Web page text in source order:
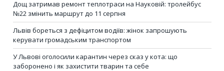
Дощ затримав ремонт теплотраси на Науковій: тролейбус
№22 змінить маршрут до 11 серпня
Львів бореться з дефіцитом водіїв: жінок запрошують
керувати громадським транспортом
У Львові оголосили карантин через сказ у кота: що
заборонено і як захистити тварин та себе